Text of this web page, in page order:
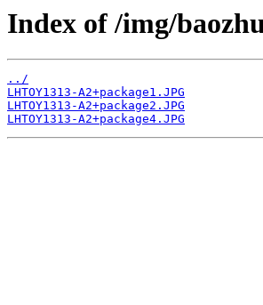
Index of /img/
../
LHTOY1313-A2+package1.JPG
LHTOY1313-A2+package2.JPG
LHTOY1313-A2+package4.JPG